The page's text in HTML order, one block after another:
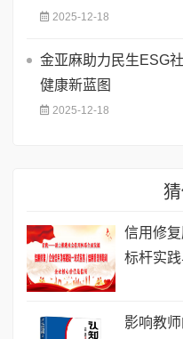
2025-12-18
金亚麻助力民生ESG
健康新蓝图
2025-12-18
信用修
标杆实
影响教